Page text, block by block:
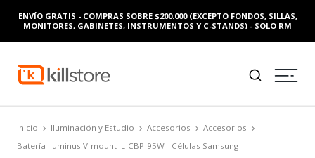
ENVÍO GRATIS - COMPRAS SOBRE $200.000 (EXCEPTO FONDOS, SILLAS,
MONITORES, GABINETES, INSTRUMENTOS Y C-STANDS) - SOLO RM
Inicio Iluminación y Estudio Accesorios
Accesorios
Batería Iluminus V-mount IL-CBP-95W - Células Samsung